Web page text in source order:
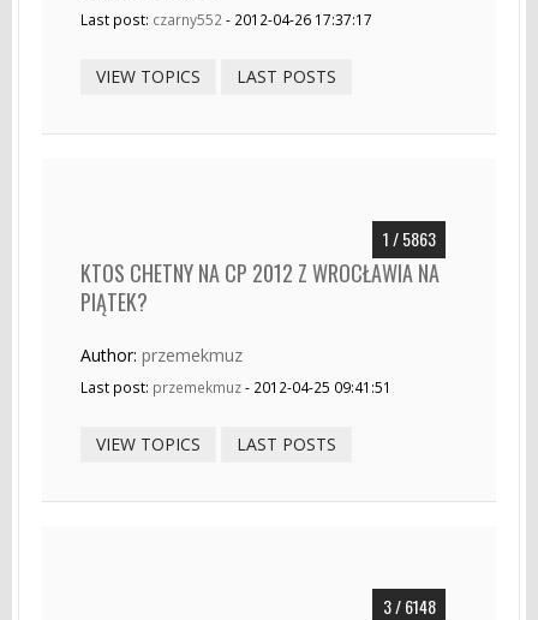
Last post: czarny552 - 2012-04-26 17:37:17
VIEW TOPICS LAST POSTS
1 / 5863
KTOS CHETNY NA CP 2012 Z WROCŁAWIA NA
PIĄTEK?
Author: przemekmuz
Last post: przemekmuz- 2012-04-25 09:41:51
VIEW TOPICS LAST POSTS
3 / 6148